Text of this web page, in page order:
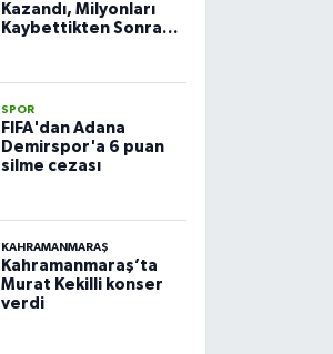
Kazandı, Milyonları
Kaybettikten Sonra
SPOR
FIFA'dan Adana
Demirspor'a 6 puan
silme cezası
KAHRAMANMARAŞ
Kahramanmaraş’ta
Murat Kekilli konser
verdi